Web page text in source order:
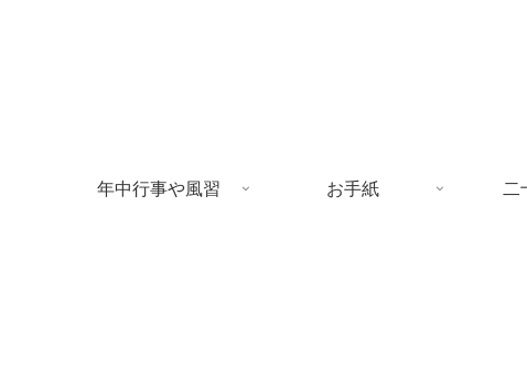
年中行事や風習 お手紙 二